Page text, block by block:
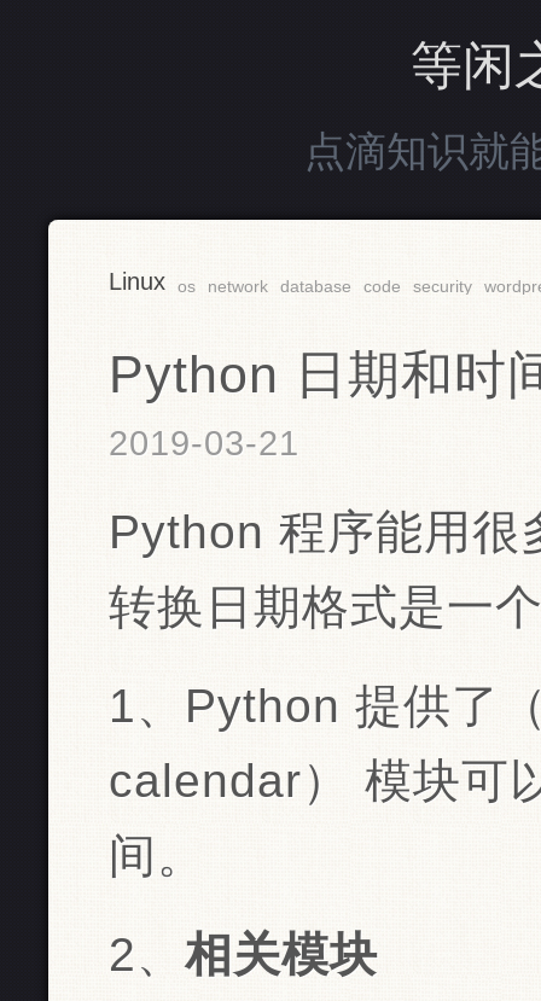
等闲
点滴知识就
Linux os network database code security
Python 日期和时
2019-03-21
Python 程序能用很
转换日期格式是一
1、Python 提供了
calendar） 模块可
间。
2、相关模块